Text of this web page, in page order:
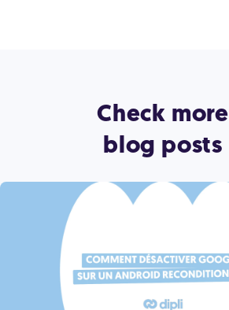
Check more
blog posts